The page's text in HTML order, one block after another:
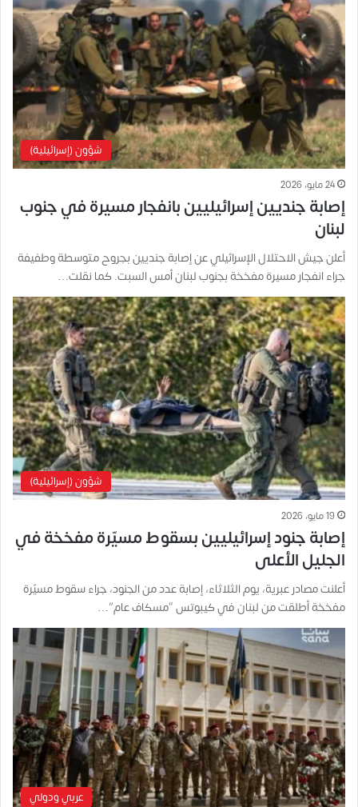
شؤون (إسرائيلية)
24 مايو، 2026
إصابة جنديين إسرائيليين بانفجار مسيرة في جنوب
لبنان
أعلن جيش الاحتلال الإسرائيلي عن إصابة جنديين بجروح متوسطة وطفيفة
جراء انفجار مسيرة مفخخة بجنوب لبنان أمس السبت. كما نقلت…
شؤون (إسرائيلية)
19 مايو، 2026
إصابة جنود إسرائيليين بسقوط مسيّرة مفخخة في
الجليل الأعلى
أعلنت مصادر عبرية، يوم الثلاثاء، إصابة عدد من الجنود، جراء سقوط مسيّرة
مفخخة أطلقت من لبنان في كيبوتس “مسكاف عام”…
عربي ودولي